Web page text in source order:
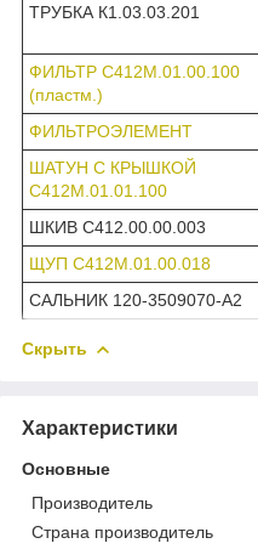
ТРУБКА К1.03.03.201
ФИЛЬТР С412М.01.00.100
(пластм.)
ФИЛЬТРОЭЛЕМЕНТ
ШАТУН С КРЫШКОЙ
С412М.01.01.100
ШКИВ С412.00.00.003
ЩУП С412М.01.00.018
САЛЬНИК 120-3509070-А2
Скрыть
Характеристики
Основные
Производитель
Страна производитель